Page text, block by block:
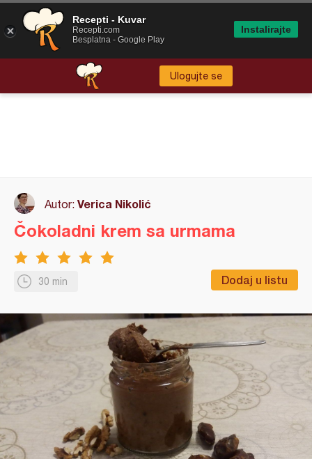
Ulogujte se
Autor: Verica Nikolić
30 min Dodaj u listu
Čokoladni krem sa urmama
Recepti - Kuvar
Recepti.com
Besplatna - Google Play
Instalirajte